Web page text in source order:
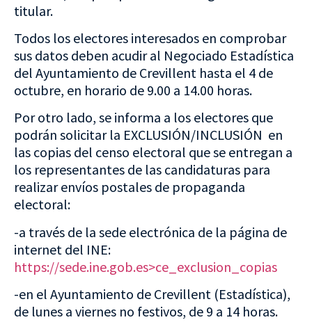
titular.
Todos los electores interesados en comprobar
sus datos deben acudir al Negociado Estadística
del Ayuntamiento de Crevillent hasta el 4 de
octubre, en horario de 9.00 a 14.00 horas.
Por otro lado, se informa a los electores que
podrán solicitar la EXCLUSIÓN/INCLUSIÓN en
las copias del censo electoral que se entregan a
los representantes de las candidaturas para
realizar envíos postales de propaganda
electoral:
-a través de la sede electrónica de la página de
internet del INE:
https://sede.ine.gob.es>ce_exclusion_copias
-en el Ayuntamiento de Crevillent (Estadística),
de lunes a viernes no festivos, de 9 a 14 horas.